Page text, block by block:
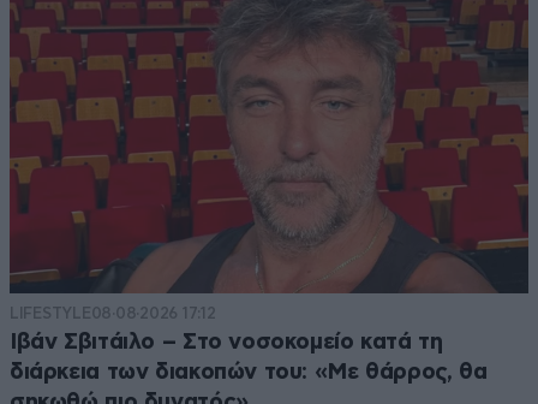
LIFESTYLE08·08·2026 17:12
Ιβάν Σβιτάιλο – Στο νοσοκομείο κατά τη
διάρκεια των διακοπών του: «Με θάρρος, θα